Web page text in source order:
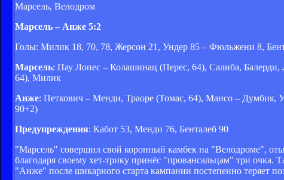
Марсель, Велодром
Марсель – Анже 5:2
Голы: Милик 18, 70, 78, Жерсон 21, Ундер 85 – Фюльжени 8,
Марсель: Пау Лопес – Колашинац (Перес, 64), Салиба,
64), Милик
Анже: Петкович – Менди, Траоре (Томас, 64), Мансо – Думбия,
90+2)
Предупреждения: Кабот 53, Менди 76, Бенталеб 90
"Марсель" совершил свой коронный камбек на "Велодроме",
благодаря своему хет-трику принёс "провансальцам" три
"Анже" после шикарного старта кампании постепенно теряет